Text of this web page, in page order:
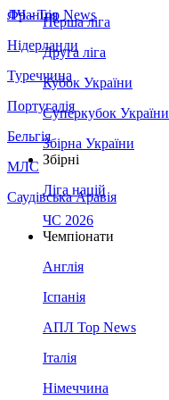
Франція
Нідерланди
Туреччина
Португалія
Бельгія
МЛС
Саудівська Аравія
ЛЧ - Top News
Перша ліга
Друга ліга
Кубок України
Суперкубок України
Збірна України
Збірні
Ліга націй
ЧС 2026
Чемпіонати
Англія
Іспанія
АПЛ Top News
Італія
Німеччина